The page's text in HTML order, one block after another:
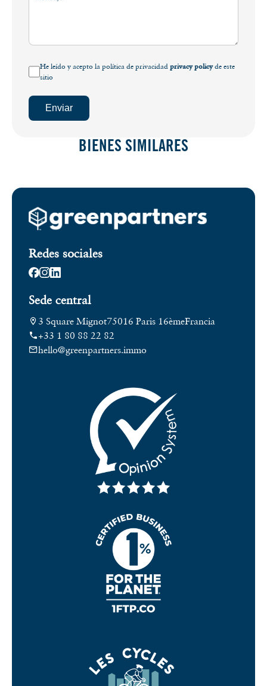
He leído y acepto la política de privacidad privacy policyde este
sitio
Enviar
BIENES SIMILARES
Redes sociales
Sede central
3 Square Mignot75016 Paris 16èmeFrancia
+33 1 80 88 22 82
hello@greenpartners.immo